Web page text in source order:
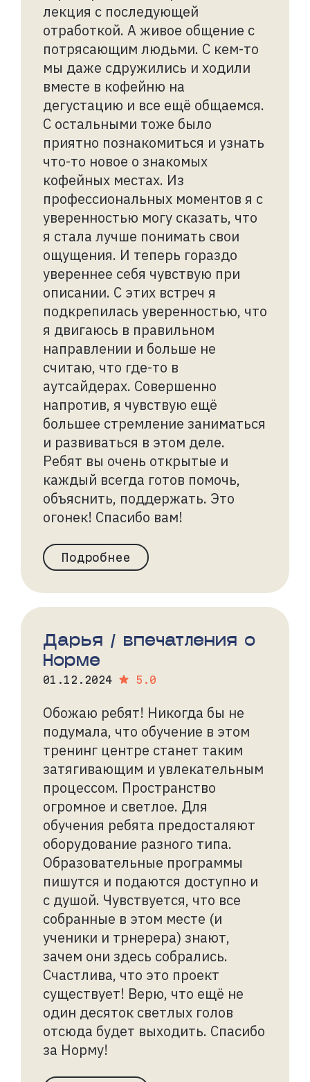
лекция с последующей
отработкой. А живое общение с
потрясающим людьми. С кем-то
мы даже сдружились и ходили
вместе в кофейню на
дегустацию и все ещё общаемся.
С остальными тоже было
приятно познакомиться и узнать
что-то новое о знакомых
кофейных местах. Из
профессиональных моментов я с
уверенностью могу сказать, что
я стала лучше понимать свои
ощущения. И теперь гораздо
увереннее себя чувствую при
описании. С этих встреч я
подкрепилась уверенностью, что
я двигаюсь в правильном
направлении и больше не
считаю, что где-то в
аутсайдерах. Совершенно
напротив, я чувствую ещё
большее стремление заниматься
и развиваться в этом деле.
Ребят вы очень открытые и
каждый всегда готов помочь,
объяснить, поддержать. Это
огонек! Спасибо вам!
Подробнее
Дарья / впечатления о
Норме
01.12.2024 5.0
Обожаю ребят! Никогда бы не
подумала, что обучение в этом
тренинг центре станет таким
затягивающим и увлекательным
процессом. Пространство
огромное и светлое. Для
обучения ребята предосталяют
оборудование разного типа.
Образовательные программы
пишутся и подаются доступно и
с душой. Чувствуется, что все
собранные в этом месте (и
ученики и трнерера) знают,
зачем они здесь собрались.
Счастлива, что это проект
существует! Верю, что ещё не
один десяток светлых голов
отсюда будет выходить. Спасибо
за Норму!